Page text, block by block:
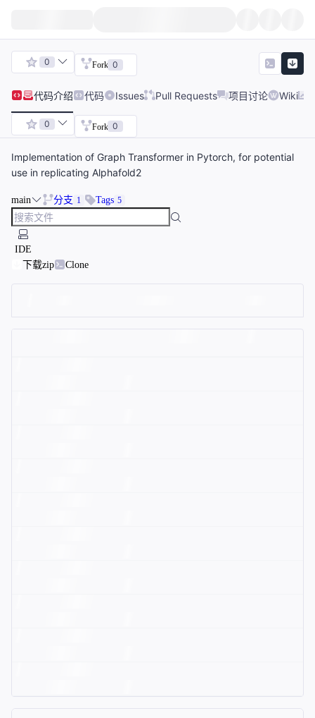
0 Fork 0
代码介绍 代码 Issues Pull Requests 项目讨论 Wiki
0 Fork 0
Implementation of Graph Transformer in Pytorch, for potential
use in replicating Alphafold2
main 分支 1 Tags 5
IDE
下载zip
Clone